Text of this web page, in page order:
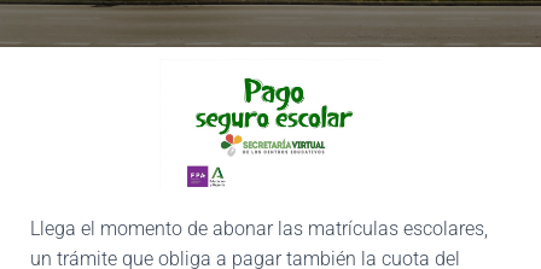
Llega el momento de abonar las matrículas escolares,
un trámite que obliga a pagar también la cuota del